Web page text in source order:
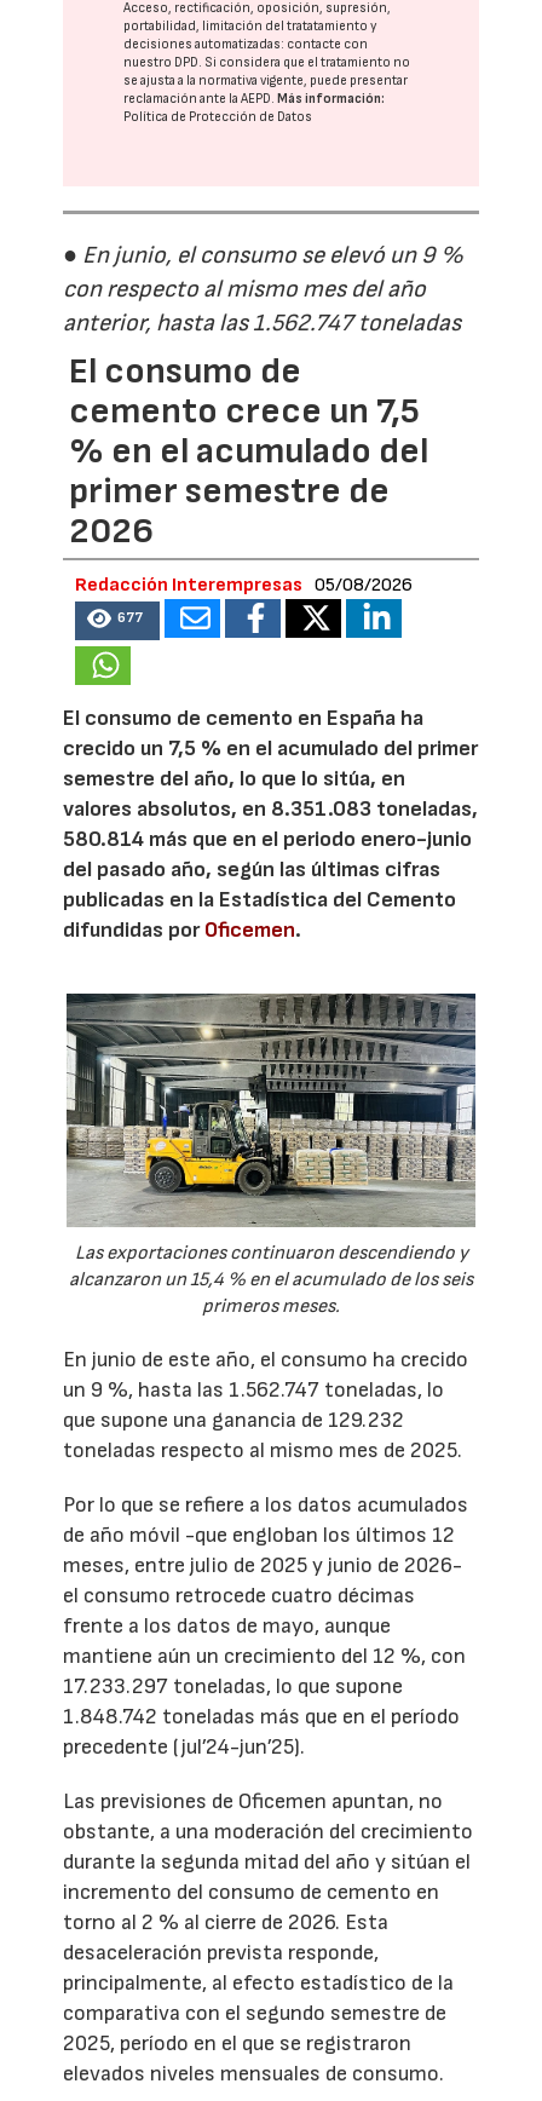
Acceso, rectificación, oposición, supresión,
portabilidad, limitación del tratatamiento y
decisiones automatizadas: contacte con
nuestro DPD. Si considera que el tratamiento no
se ajusta a la normativa vigente, puede presentar
reclamación ante laAEPD. Más información:
Política de Protección de Datos
● En junio, el consumo se elevó un 9 %
con respecto al mismo mes del año
anterior, hasta las 1.562.747 toneladas
El consumo de
cemento crece un 7,5
% en el acumulado del
primer semestre de
2026
Redacción Interempresas 05/08/2026
677
El consumo de cemento en España ha
crecido un 7,5 % en el acumulado del primer
semestre del año, lo que lo sitúa, en
valores absolutos, en 8.351.083 toneladas,
580.814 más que en el periodo enero-junio
del pasado año, según las últimas cifras
publicadas en la Estadística del Cemento
difundidas porOficemen.
Las exportaciones continuaron descendiendo y
alcanzaron un 15,4 % en el acumulado de los seis
primeros meses.
En junio de este año, el consumo ha crecido
un 9 %, hasta las 1.562.747 toneladas, lo
que supone una ganancia de 129.232
toneladas respecto al mismo mes de 2025.
Por lo que se refiere a los datos acumulados
de año móvil -que engloban los últimos 12
meses, entre julio de 2025 y junio de 2026-
el consumo retrocede cuatro décimas
frente a los datos de mayo, aunque
mantiene aún un crecimiento del 12 %, con
17.233.297 toneladas, lo que supone
1.848.742 toneladas más que en el período
precedente (jul’24-jun’25).
Las previsiones de Oficemen apuntan, no
obstante, a una moderación del crecimiento
durante la segunda mitad del año y sitúan el
incremento del consumo de cemento en
torno al 2 % al cierre de 2026. Esta
desaceleración prevista responde,
principalmente, al efecto estadístico de la
comparativa con el segundo semestre de
2025, período en el que se registraron
elevados niveles mensuales de consumo.